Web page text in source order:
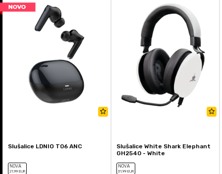
Slušalice LDNIO T06 ANC
NOVA
21,99 EUR
Slušalice White Shark Elephant
GH2540 - White
NOVA
31,99 EUR